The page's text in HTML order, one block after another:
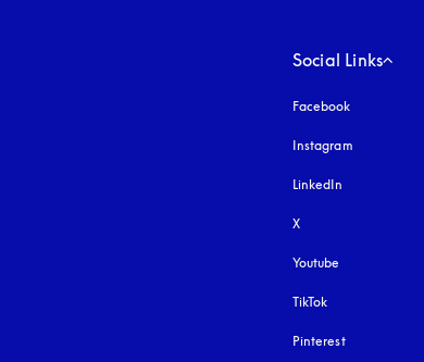
Social Links
Facebook
Instagram
LinkedIn
X
Youtube
TikTok
Pinterest